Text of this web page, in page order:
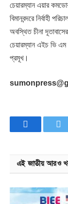
চেয়ারম্যান এয়ার
বিমানবন্দরে নির্বাহী
অবস্থিত চীনা
চেয়ারম্যান এইচ ভি এম
প্রমূখ।
Facebook
এই জাতীয় আরও